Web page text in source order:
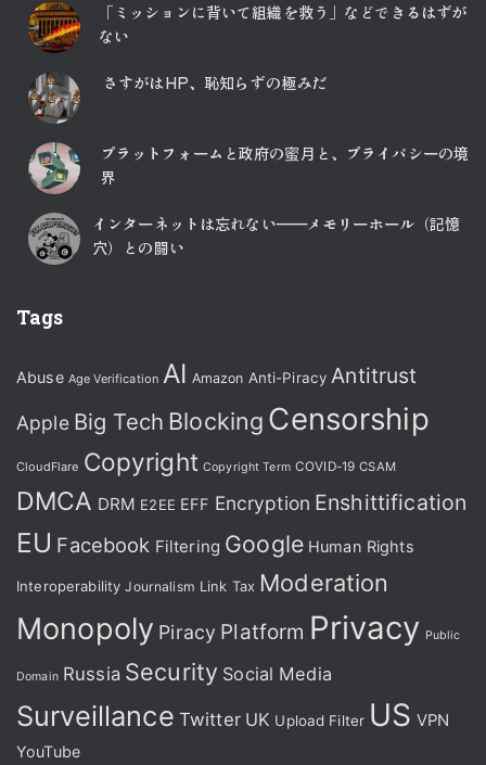
「ミッションに背いて組織を救う」などできるはずが
ない
さすがはHP、恥知らずの極みだ
プラットフォームと政府の蜜月と、プライバシーの境
界
インターネットは忘れない――メモリーホール（記憶
穴）との闘い
Tags
Abuse Age Verification AI Amazon Anti-Piracy Antitrust
Apple Big Tech Blocking Censorship
CloudFlare Copyright Copyright Term COVID-19 CSAM
DMCA DRM E2EE EFF Encryption Enshittification
EU Facebook Filtering Google Human Rights
Interoperability Journalism Link Tax Moderation
Monopoly Piracy Platform Privacy Public
Domain Russia Security Social Media
Surveillance Twitter UK Upload Filter US VPN
YouTube